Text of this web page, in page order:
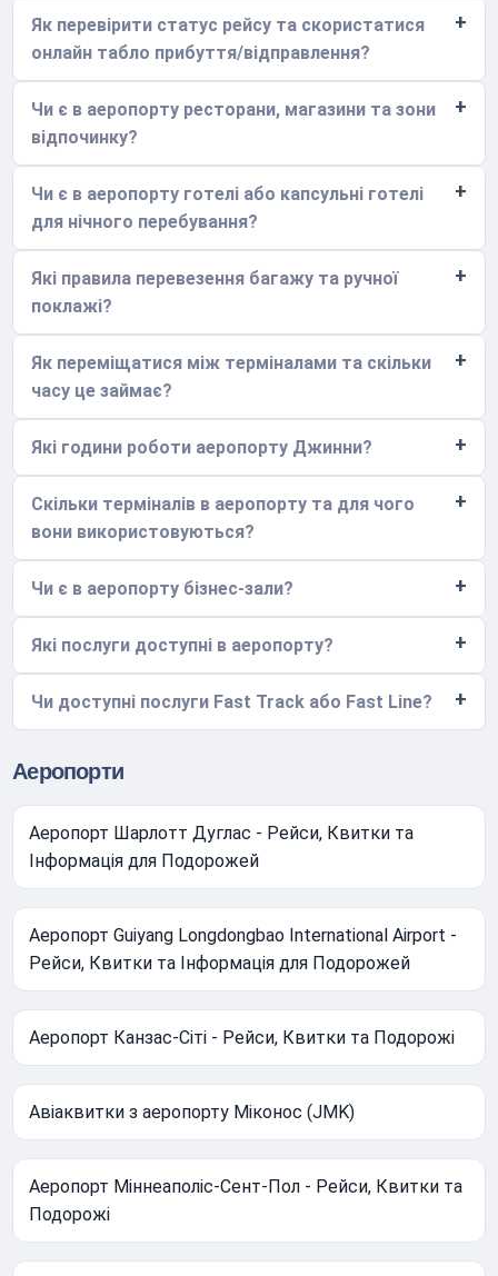
Як перевірити статус рейсу та скористатися
онлайн табло прибуття/відправлення?
Чи є в аеропорту ресторани, магазини та зони
відпочинку?
Чи є в аеропорту готелі або капсульні готелі
для нічного перебування?
Які правила перевезення багажу та ручної
поклажі?
Як переміщатися між терміналами та скільки
часу це займає?
Які години роботи аеропорту Джинни?
Скільки терміналів в аеропорту та для чого
вони використовуються?
Чи є в аеропорту бізнес-зали?
Які послуги доступні в аеропорту?
Чи доступні послуги Fast Track або Fast Line?
Аеропорти
Аеропорт Шарлотт Дуглас - Рейси, Квитки та
Інформація для Подорожей
Аеропорт Guiyang Longdongbao International Airport -
Рейси, Квитки та Інформація для Подорожей
Аеропорт Канзас-Сіті - Рейси, Квитки та Подорожі
Авіаквитки з аеропорту Міконос (JMK)
Аеропорт Міннеаполіс-Сент-Пол - Рейси, Квитки та
Подорожі